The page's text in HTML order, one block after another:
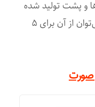
و پشت تولید شده
و عملکرد عالی دارد. همچنین می‌توان از آن برای ۵
صورت